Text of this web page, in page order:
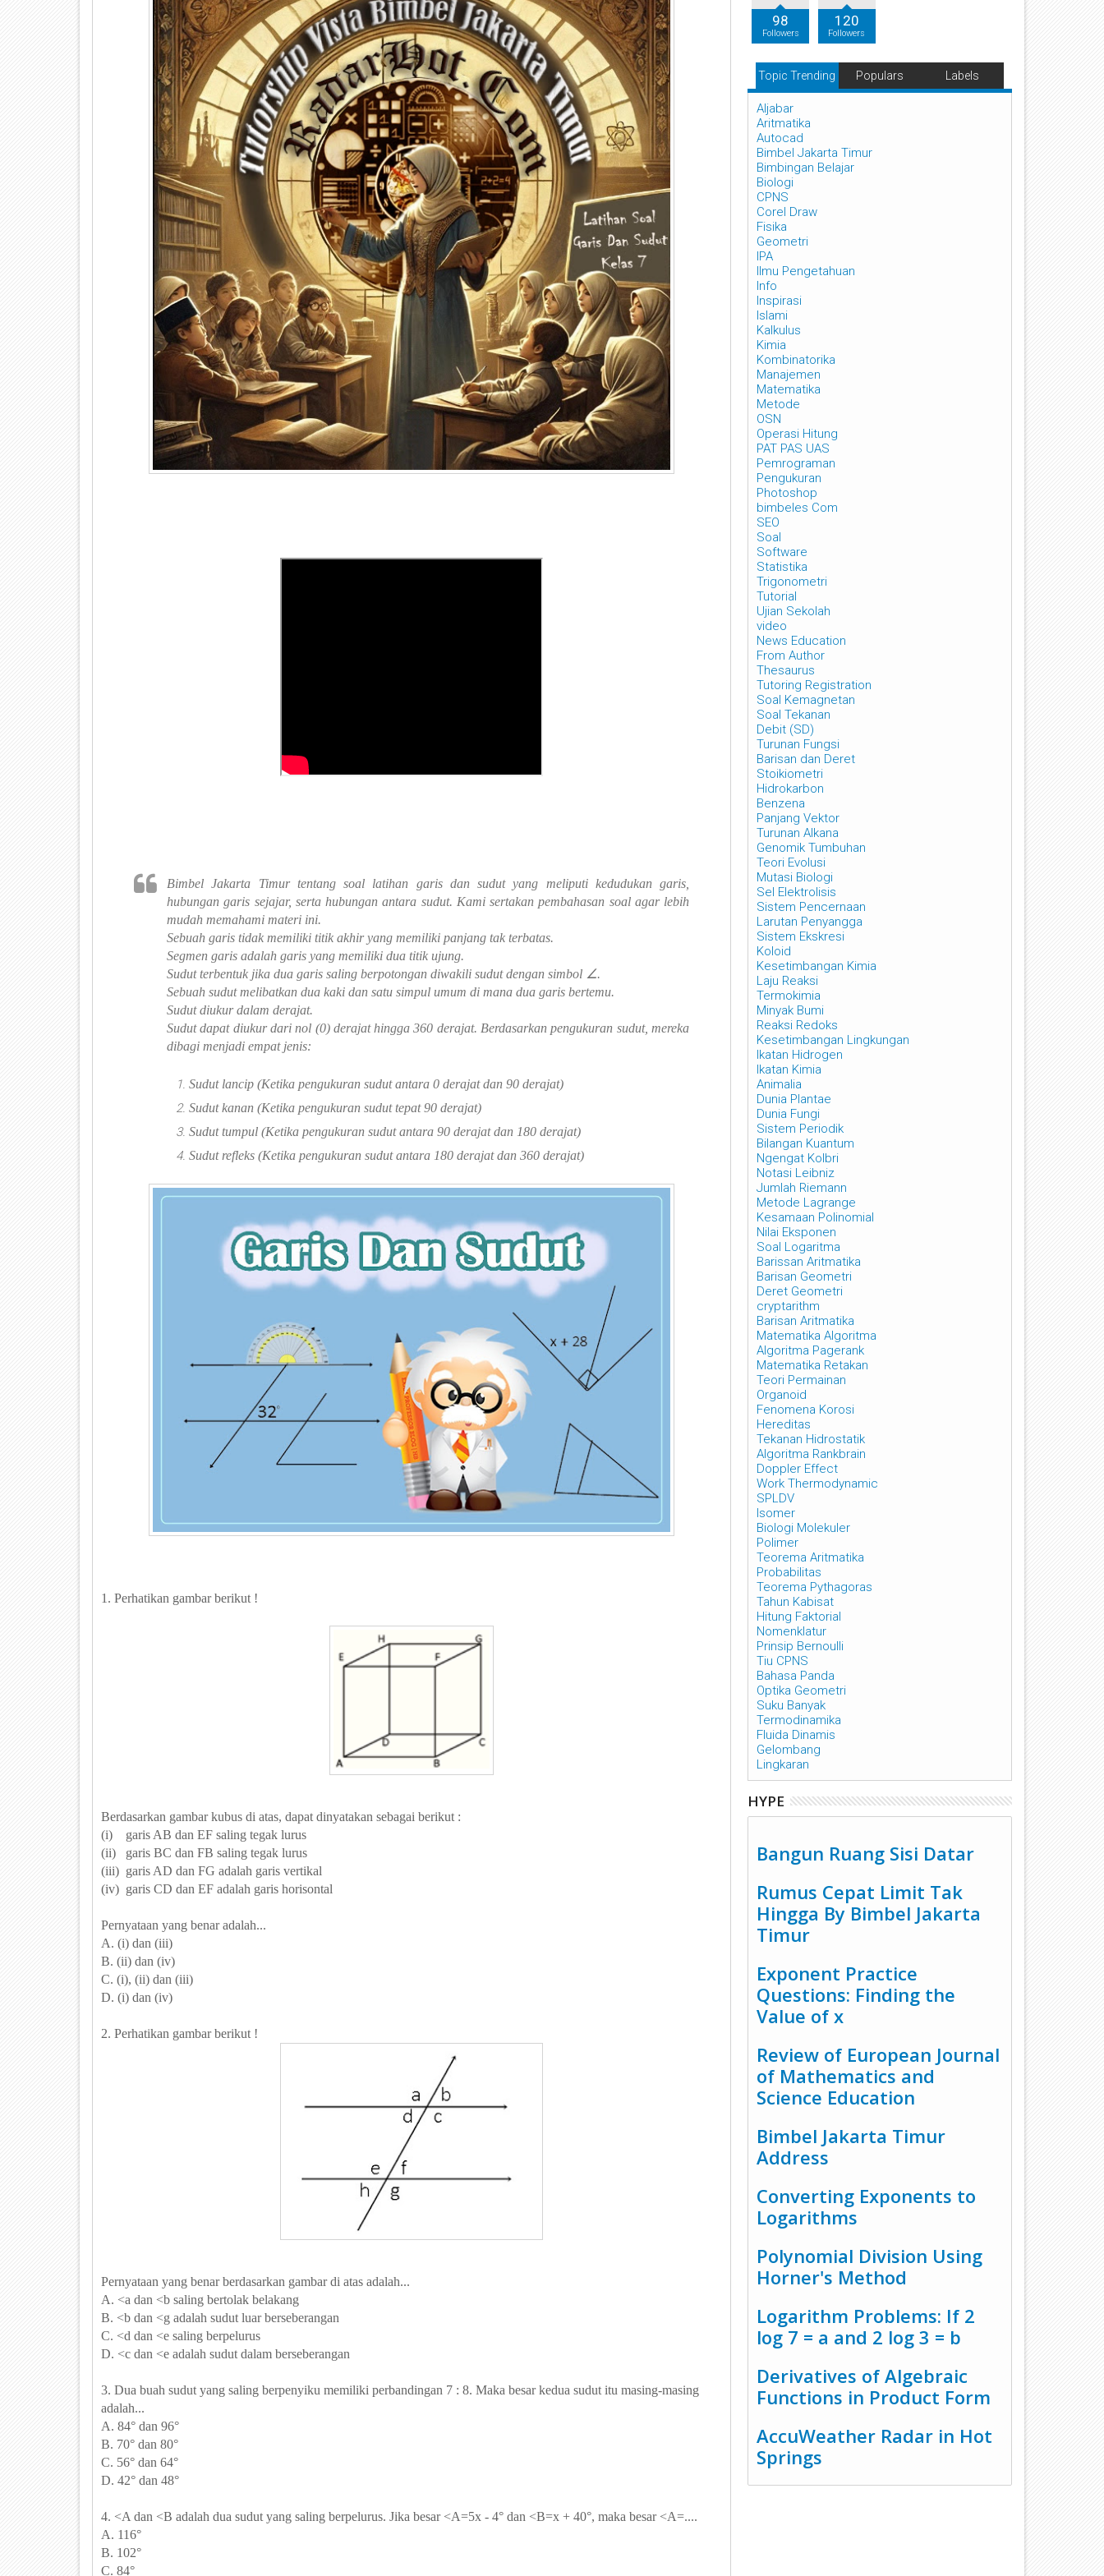
Bimbel Jakarta Timur tentang soal latihan garis dan sudut yang meliputi kedudukan garis,
hubungan garis sejajar, serta hubungan antara sudut. Kami sertakan pembahasan soal agar lebih
mudah memahami materi ini.
Sebuah garis tidak memiliki titik akhir yang memiliki panjang tak terbatas.
Segmen garis adalah garis yang memiliki dua titik ujung.
Sudut terbentuk jika dua garis saling berpotongan diwakili sudut dengan simbol ∠.
Sebuah sudut melibatkan dua kaki dan satu simpul umum di mana dua garis bertemu.
Sudut diukur dalam derajat.
Sudut dapat diukur dari nol (0) derajat hingga 360 derajat. Berdasarkan pengukuran sudut, mereka
dibagi menjadi empat jenis:
Sudut lancip (Ketika pengukuran sudut antara 0 derajat dan 90 derajat)
Sudut kanan (Ketika pengukuran sudut tepat 90 derajat)
Sudut tumpul (Ketika pengukuran sudut antara 90 derajat dan 180 derajat)
Sudut refleks (Ketika pengukuran sudut antara 180 derajat dan 360 derajat)
1. Perhatikan gambar berikut !
Berdasarkan gambar kubus di atas, dapat dinyatakan sebagai berikut :
(i) garis AB dan EF saling tegak lurus
(ii) garis BC dan FB saling tegak lurus
(iii) garis AD dan FG adalah garis vertikal
(iv) garis CD dan EF adalah garis horisontal
Pernyataan yang benar adalah...
A. (i) dan (iii)
B. (ii) dan (iv)
C. (i), (ii) dan (iii)
D. (i) dan (iv)
2. Perhatikan gambar berikut !
Pernyataan yang benar berdasarkan gambar di atas adalah...
A. <a dan <b saling bertolak belakang
B. <b dan <g adalah sudut luar berseberangan
C. <d dan <e saling berpelurus
D. <c dan <e adalah sudut dalam berseberangan
3. Dua buah sudut yang saling berpenyiku memiliki perbandingan 7 : 8. Maka besar kedua sudut itu masing-masing
adalah...
A. 84° dan 96°
B. 70° dan 80°
C. 56° dan 64°
D. 42° dan 48°
4. <A dan <B adalah dua sudut yang saling berpelurus. Jika besar <A=5x - 4° dan <B=x + 40°, maka besar <A=....
A. 116°
B. 102°
C. 84°
98
Followers
120
Followers
Topic Trending Populars Labels
Aljabar
Aritmatika
Autocad
Bimbel Jakarta Timur
Bimbingan Belajar
Biologi
CPNS
Corel Draw
Fisika
Geometri
IPA
Ilmu Pengetahuan
Info
Inspirasi
Islami
Kalkulus
Kimia
Kombinatorika
Manajemen
Matematika
Metode
OSN
Operasi Hitung
PAT PAS UAS
Pemrograman
Pengukuran
Photoshop
bimbeles Com
SEO
Soal
Software
Statistika
Trigonometri
Tutorial
Ujian Sekolah
video
News Education
From Author
Thesaurus
Tutoring Registration
Soal Kemagnetan
Soal Tekanan
Debit (SD)
Turunan Fungsi
Barisan dan Deret
Stoikiometri
Hidrokarbon
Benzena
Panjang Vektor
Turunan Alkana
Genomik Tumbuhan
Teori Evolusi
Mutasi Biologi
Sel Elektrolisis
Sistem Pencernaan
Larutan Penyangga
Sistem Ekskresi
Koloid
Kesetimbangan Kimia
Laju Reaksi
Termokimia
Minyak Bumi
Reaksi Redoks
Kesetimbangan Lingkungan
Ikatan Hidrogen
Ikatan Kimia
Animalia
Dunia Plantae
Dunia Fungi
Sistem Periodik
Bilangan Kuantum
Ngengat Kolbri
Notasi Leibniz
Jumlah Riemann
Metode Lagrange
Kesamaan Polinomial
Nilai Eksponen
Soal Logaritma
Barissan Aritmatika
Barisan Geometri
Deret Geometri
cryptarithm
Barisan Aritmatika
Matematika Algoritma
Algoritma Pagerank
Matematika Retakan
Teori Permainan
Organoid
Fenomena Korosi
Hereditas
Tekanan Hidrostatik
Algoritma Rankbrain
Doppler Effect
Work Thermodynamic
SPLDV
Isomer
Biologi Molekuler
Polimer
Teorema Aritmatika
Probabilitas
Teorema Pythagoras
Tahun Kabisat
Hitung Faktorial
Nomenklatur
Prinsip Bernoulli
Tiu CPNS
Bahasa Panda
Optika Geometri
Suku Banyak
Termodinamika
Fluida Dinamis
Gelombang
Lingkaran
HYPE
Bangun Ruang Sisi Datar
Rumus Cepat Limit Tak
Hingga By Bimbel Jakarta
Timur
Exponent Practice
Questions: Finding the
Value of x
Review of European Journal
of Mathematics and
Science Education
Bimbel Jakarta Timur
Address
Converting Exponents to
Logarithms
Polynomial Division Using
Horner's Method
Logarithm Problems: If 2
log 7 = a and 2 log 3 = b
Derivatives of Algebraic
Functions in Product Form
AccuWeather Radar in Hot
Springs